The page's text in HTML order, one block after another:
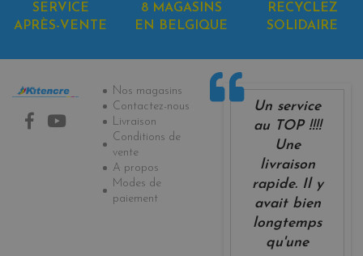
SERVICE
APRÈS-VENTE
8 MAGASINS
EN BELGIQUE
RECYCLEZ
SOLIDAIRE
Informations
Nos magasins
Contactez-nous
Livraison
Conditions de
vente
A propos
Modes de
paiement
Un service
au TOP !!!!
Une
livraison
rapide. Il y
avait bien
longtemps
qu'une